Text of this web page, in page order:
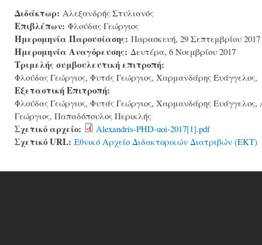
Διδάκτωρ: Αλεξανδρής Στυλιανός
Επιβλέπων: Φλούδας Γεώργιος
Ημερομηνία Παρουσίασης: Παρασκευή, 29 Σεπτεμβρίου 2017
Ημερομηνία Αναγόρευσης: Δευτέρα, 6 Νοεμβρίου 2017
Τριμελής συμβουλευτική επιτροπή:
Φλούδας Γεώργιος, Φυτάς Γεώργιος, Χαρμανδάρης Ευάγγελος,
Εξεταστική Επιτροπή:
Φλούδας Γεώργιος, Φυτάς Γεώργιος, Χαρμανδάρης
Γεώργιος, Παπαδόπουλος Περικλής
Σχετικό αρχείο: Alexandris-PHD-uoi-2017[1].pdf
Σχετικό URL: Εθνικό Αρχείο Διδακτορικών Διατριβών (ΕΚΤ)